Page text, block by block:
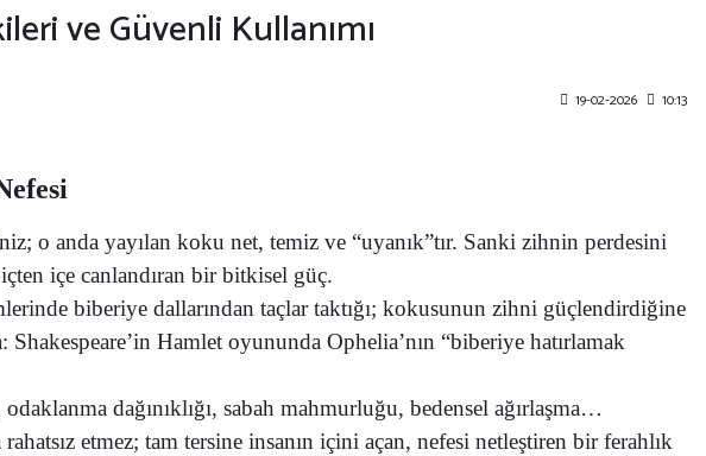
ve Güvenli Kullanımı
19-02-2026 10:13
o anda yayılan koku net, temiz ve “uyanık”tır. Sanki zihnin perdesini
içe canlandıran bir bitkisel güç.
biberiye dallarından taçlar taktığı; kokusunun zihni güçlendirdiğine
Hamlet oyununda Ophelia’nın “biberiye hatırlamak
dağınıklığı, sabah mahmurluğu, bedensel ağırlaşma…
etmez; tam tersine insanın içini açan, nefesi netleştiren bir ferahlık